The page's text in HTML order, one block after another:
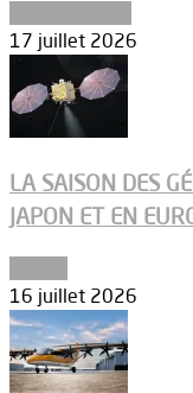
17 juillet 2026
LA SAISON DES
JAPON ET EN
16 juillet 2026